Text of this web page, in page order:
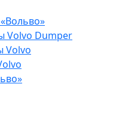
Volvo Dumper
Volvo